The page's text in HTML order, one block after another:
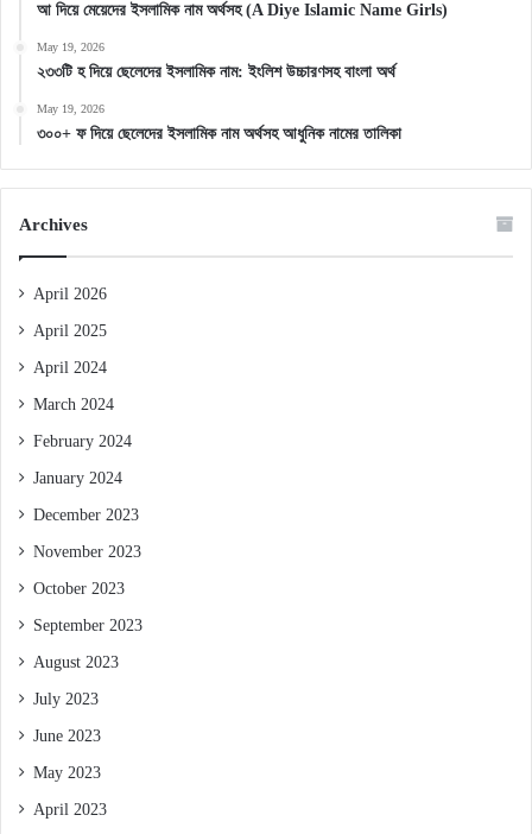
আ দিয়ে মেয়েদের ইসলামিক নাম অর্থসহ (A Diye Islamic Name Girls)
May 19, 2026
২৩৩টি হ দিয়ে ছেলেদের ইসলামিক নাম: ইংলিশ উচ্চারণসহ বাংলা অর্থ
May 19, 2026
৩০০+ ফ দিয়ে ছেলেদের ইসলামিক নাম অর্থসহ আধুনিক নামের তালিকা
Archives
April 2026
April 2025
April 2024
March 2024
February 2024
January 2024
December 2023
November 2023
October 2023
September 2023
August 2023
July 2023
June 2023
May 2023
April 2023